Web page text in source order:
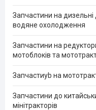
Запчастини на дизельні
водяне охолодження
Запчастини на
мотоблоків та
Запчастиyb на
Запчастини до
мінітракторів